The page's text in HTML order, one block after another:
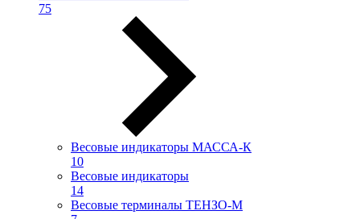
75
Весовые индикаторы МАССА-К
10
Весовые индикаторы
14
Весовые терминалы ТЕНЗО-М